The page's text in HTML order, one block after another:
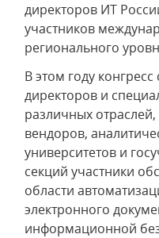
директоров ИТ
участников
регионального
В этом году
директоров и
различных
вендоров,
университетов и
секций участники
области
электронного
информационной